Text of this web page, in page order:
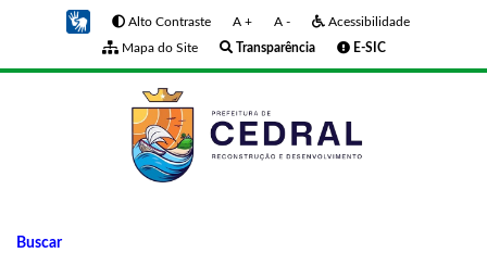
Alto Contraste A + A -
Acessibilidade
Mapa do Site
Transparência E-SIC
Buscar